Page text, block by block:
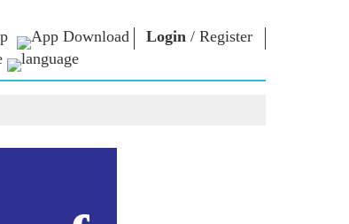
Login / Register
Photo Booth